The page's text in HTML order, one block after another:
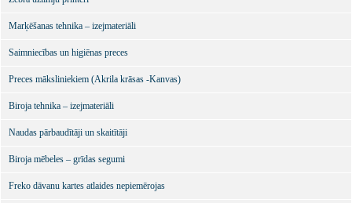
Marķēšanas tehnika – izejmateriāli
Saimniecības un higiēnas preces
Preces māksliniekiem (Akrila krāsas -Kanvas)
Biroja tehnika – izejmateriāli
Naudas pārbaudītāji un skaitītāji
Biroja mēbeles – grīdas segumi
Freko dāvanu kartes atlaides nepiemērojas